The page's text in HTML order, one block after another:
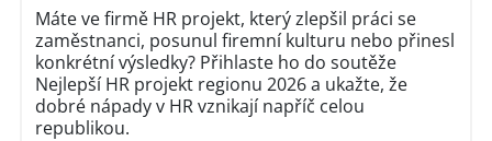
Máte ve firmě HR projekt, který zlepšil práci se
zaměstnanci, posunul firemní kulturu nebo přinesl
konkrétní výsledky? Přihlaste ho do soutěže
Nejlepší HR projekt regionu 2026 a ukažte, že
dobré nápady v HR vznikají napříč celou
republikou.